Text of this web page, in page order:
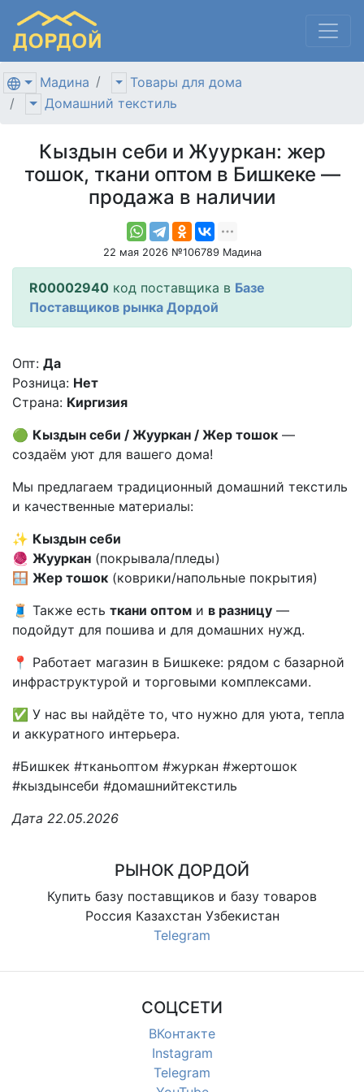
Мадина
Товары для дома
Домашний текстиль
Кыздын себи и Жууркан: жер
тошок, ткани оптом в Бишкеке —
продажа в наличии
22 мая 2026 №106789 Мадина
R00002940 код поставщика в Базе
Поставщиков рынка Дордой
Опт: Да
Розница: Нет
Страна: Киргизия
🟢 Кыздын себи / Жууркан / Жер тошок —
создаём уют для вашего дома!
Мы предлагаем традиционный домашний текстиль
и качественные материалы:
✨ Кыздын себи
🧶 Жууркан (покрывала/пледы)
🪟 Жер тошок (коврики/напольные покрытия)
🧵 Также есть ткани оптом и в разницу —
подойдут для пошива и для домашних нужд.
📍 Работает магазин в Бишкеке: рядом с базарной
инфраструктурой и торговыми комплексами.
✅ У нас вы найдёте то, что нужно для уюта, тепла
и аккуратного интерьера.
#Бишкек #тканьоптом #журкан #жертошок
#кыздынсеби #домашнийтекстиль
Дата 22.05.2026
РЫНОК ДОРДОЙ
Купить базу поставщиков и базу товаров
Россия Казахстан Узбекистан
Telegram
СОЦСЕТИ
ВКонтакте
Instagram
Telegram